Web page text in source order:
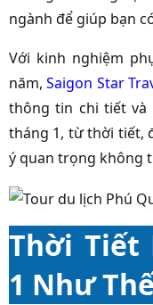
ngành để giúp bạn
Với kinh nghiệm
năm,Saigon Star
thông tin chi tiết và
tháng 1, từ thời tiết,
ý quan trọng không
Thời Tiết
1 Như